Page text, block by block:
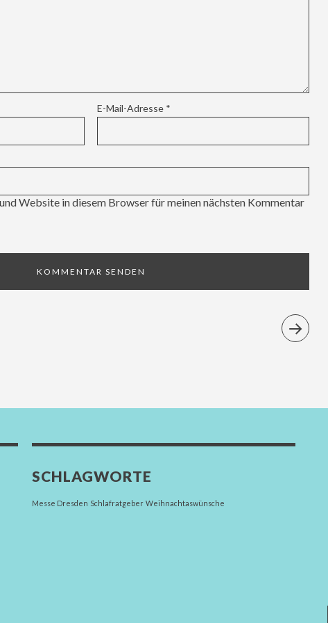
E-Mail-Adresse *
Website in diesem Browser für meinen nächsten Kommentar
SCHLAGWORTE
Messe Dresden Schlafratgeber Weihnachtaswünsche